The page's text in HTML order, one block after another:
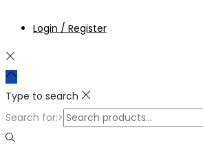
Login / Register
Type to search
Search for:>